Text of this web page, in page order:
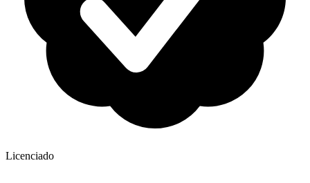
Licenciado